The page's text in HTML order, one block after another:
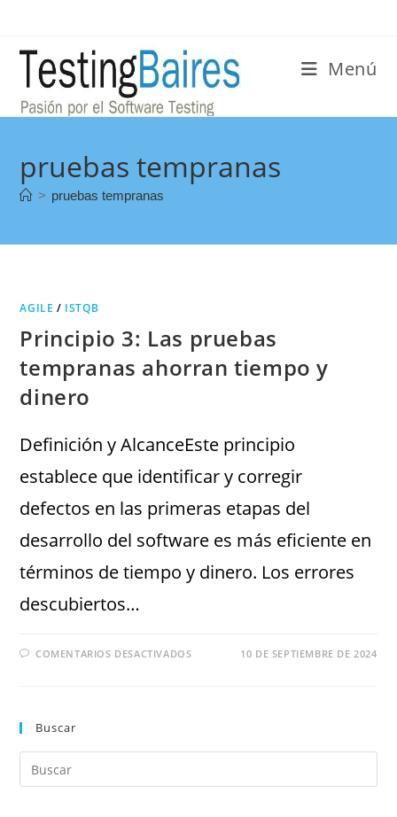
Menú
pruebas tempranas
> pruebas tempranas
AGILE / ISTQB
Principio 3: Las pruebas
tempranas ahorran tiempo y
dinero
Definición y AlcanceEste principio
establece que identificar y corregir
defectos en las primeras etapas del
desarrollo del software es más eficiente en
términos de tiempo y dinero. Los errores
descubiertos…
COMENTARIOS DESACTIVADOS 10 DE SEPTIEMBRE DE 2024
Buscar